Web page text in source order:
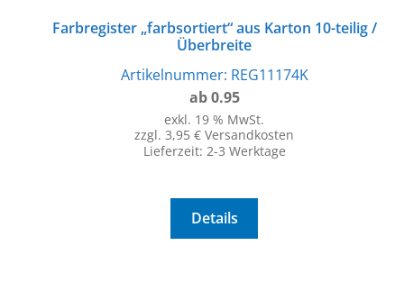
Farbregister „farbsortiert“ aus Karton 10-teilig /
Überbreite
Artikelnummer: REG11174K
ab 0.95
exkl. 19 % MwSt.
zzgl. 3,95 € Versandkosten
Lieferzeit: 2-3 Werktage
Details